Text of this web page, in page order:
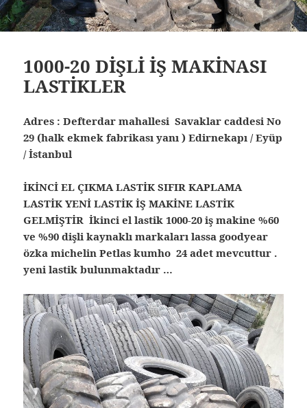
1000-20 DİŞLİ İŞ MAKİNASI
LASTİKLER
Adres : Defterdar mahallesi Savaklar caddesi No
29 (halk ekmek fabrikası yanı ) Edirnekapı / Eyüp
/ İstanbul
İKİNCİ EL ÇIKMA LASTİK SIFIR KAPLAMA
LASTİK YENİ LASTİK İŞ MAKİNE LASTİK
GELMİŞTİR İkinci el lastik 1000-20 iş makine %60
ve %90 dişli kaynaklı markaları lassa goodyear
özka michelin Petlas kumho 24 adet mevcuttur .
yeni lastik bulunmaktadır …